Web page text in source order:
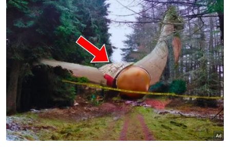
"Beliau (Tuan Ibrahim) menganggap sebagai